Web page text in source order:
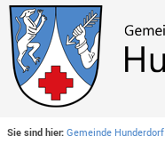
Sie sind hier: Gemeinde Hunderdorf